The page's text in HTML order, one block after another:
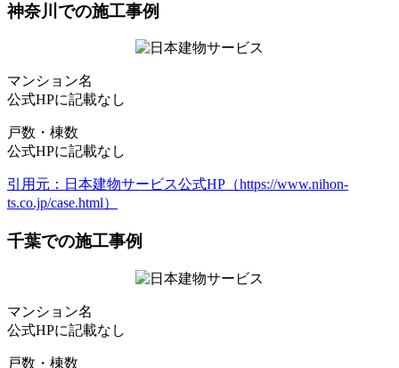
神奈川での施工事例
マンション名
公式HPに記載なし
戸数・棟数
公式HPに記載なし
引用元：日本建物サービス公式HP（https://www.nihon-
ts.co.jp/case.html）
千葉での施工事例
マンション名
公式HPに記載なし
戸数・棟数